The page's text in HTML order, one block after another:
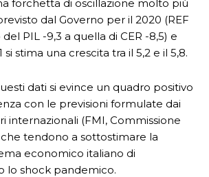
forchetta di oscillazione molto più
dal Governo per il 2020 (REF
PIL -9,3 a quella di CER -8,5) e
stima una crescita tra il 5,2 e il 5,8.
dati si evince un quadro positivo
con le previsioni formulate dai
internazionali (FMI, Commissione
che tendono a sottostimare la
economico italiano di
lo shock pandemico.